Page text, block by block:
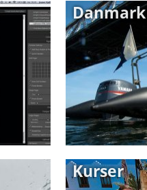
Danmark
Kurser